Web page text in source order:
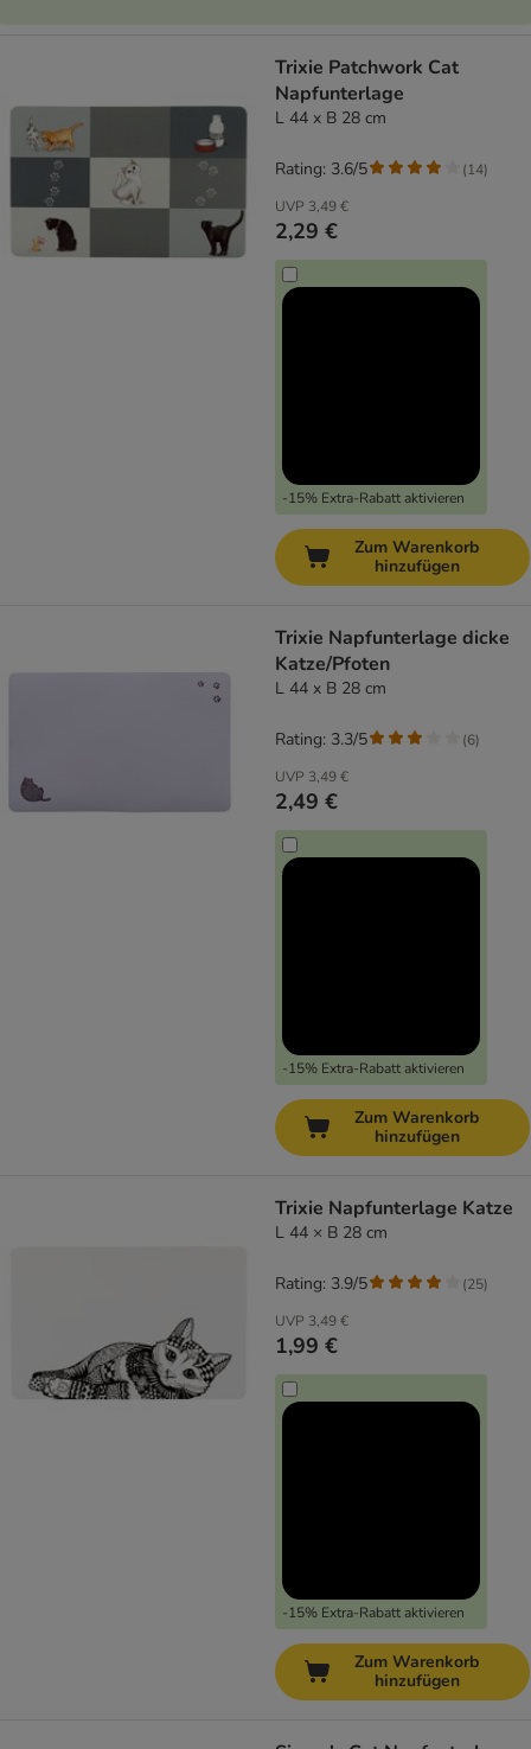
Trixie Patchwork Cat
Napfunterlage
L 44 x B 28 cm
UVP 3,49 €
2,29 €
-15% Extra-Rabatt aktivieren
Rating: 3.6/5 (14)
Zum Warenkorb
hinzufügen
Trixie Napfunterlage dicke
Katze/Pfoten
L 44 x B 28 cm
UVP 3,49 €
2,49 €
-15% Extra-Rabatt aktivieren
Rating: 3.3/5 (6)
Zum Warenkorb
hinzufügen
Trixie Napfunterlage Katze
L 44 × B 28 cm
UVP 3,49 €
1,99 €
-15% Extra-Rabatt aktivieren
Rating: 3.9/5 (25)
Zum Warenkorb
hinzufügen